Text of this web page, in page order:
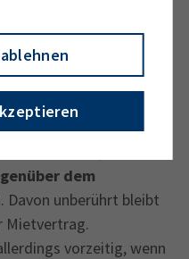
Belehrung kann
auf 1 Jahr und
Recht auf Widerruf
dem
. Davon unberührt bleibt
Mietvertrag.
vorzeitig, wenn